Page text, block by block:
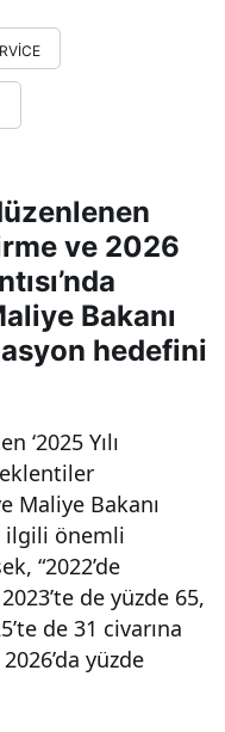
ve 2026
Bakanı
hedefini
‘2025 Yılı
Maliye Bakanı
ilgili önemli
“2022’de
de yüzde 65,
de 31 civarına
yüzde